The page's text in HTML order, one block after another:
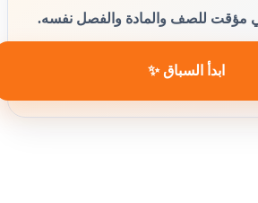
مؤقت للصف والمادة والفصل نفسه.
ابدأ السباق ✨